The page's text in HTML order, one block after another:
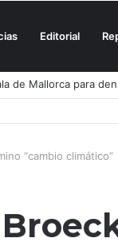
Editorial
de Mallorca para
“cambio climático”